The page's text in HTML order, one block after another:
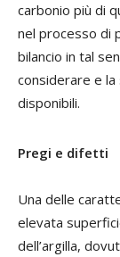
carbonio più di
nel processo di
bilancio in tal
considerare e
disponibili.
Pregi e difetti
Una delle
elevata
dell’argilla,